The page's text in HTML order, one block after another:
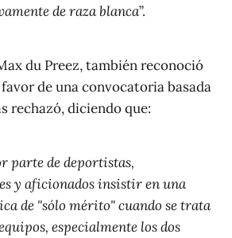
de raza blanca”.
du Preez, también reconoció
de una convocatoria basada
rechazó, diciendo que:
parte de deportistas,
y aficionados insistir en una
de "sólo mérito" cuando se trata
especialmente los dos